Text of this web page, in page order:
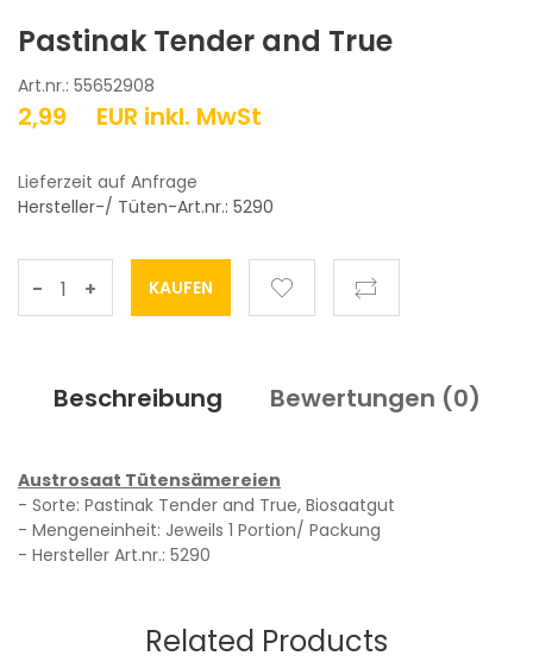
Pastinak Tender and True
Art.nr.: 55652908
2,99 EUR inkl. MwSt
Lieferzeit auf Anfrage
Hersteller-/ Tüten-Art.nr.: 5290
- +
Beschreibung Bewertungen (0)
Austrosaat Tütensämereien
- Sorte: Pastinak Tender and True, Biosaatgut
- Mengeneinheit: Jeweils 1 Portion/ Packung
- Hersteller Art.nr.: 5290
Related Products